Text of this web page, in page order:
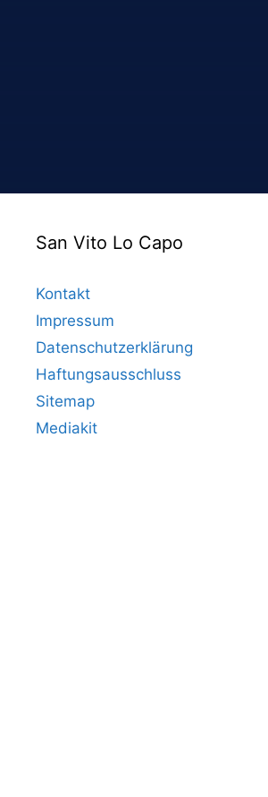
San Vito Lo Capo
Kontakt
Impressum
Datenschutzerklärung
Haftungsausschluss
Sitemap
Mediakit